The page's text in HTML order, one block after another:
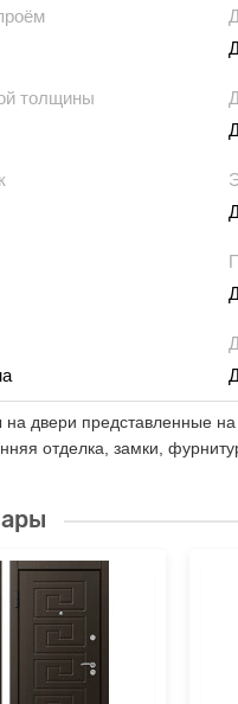
толщины
двери представленные на
отделка, замки,